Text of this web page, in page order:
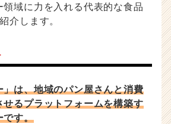
領域に力を入れる代表的な食品
介します。
」は、地域のパン屋さんと消費
せるプラットフォームを構築す
です。